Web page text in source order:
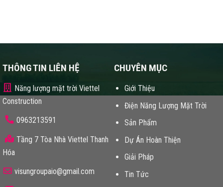
THÔNG TIN LIÊN HỆ
Năng lượng mặt trời Viettel
Construction
0963213591
Tầng 7 Tòa Nhà Viettel Thanh
Hóa
visungroupaio@gmail.com
CHUYÊN MỤC
Giới Thiệu
Điện Năng Lượng Mặt Trời
Sản Phẩm
Dự Án Hoàn Thiện
Giải Pháp
Tin Tức